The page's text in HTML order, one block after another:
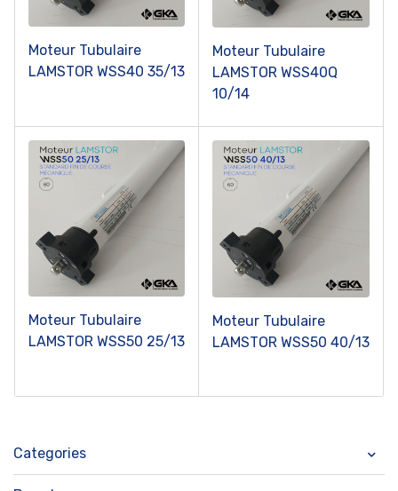
Categories
Moteur Tubulaire
LAMSTOR WSS40 35/13
Moteur Tubulaire
LAMSTOR WSS40Q
10/14
Moteur Tubulaire
LAMSTOR WSS50 25/13
Moteur Tubulaire
LAMSTOR WSS50 40/13